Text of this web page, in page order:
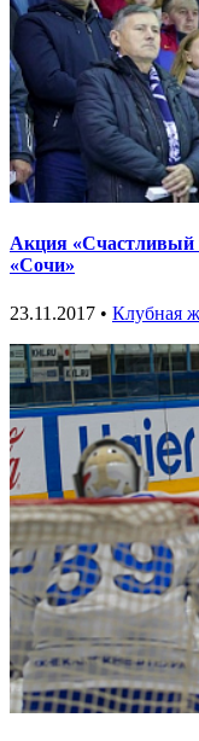
Акция «Счастливый
«Сочи»
23.11.2017 • Клубная